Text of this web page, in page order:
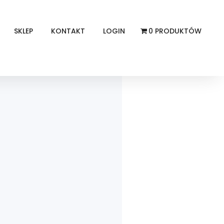
SKLEP KONTAKT LOGIN 0 PRODUKTÓW